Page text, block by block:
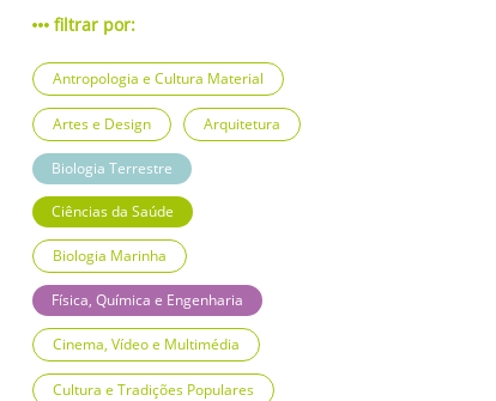
filtrar por:
Antropologia e Cultura Material
Artes e Design Arquitetura
Biologia Terrestre
Ciências da Saúde
Biologia Marinha
Física, Química e Engenharia
Cinema, Vídeo e Multimédia
Cultura e Tradições Populares